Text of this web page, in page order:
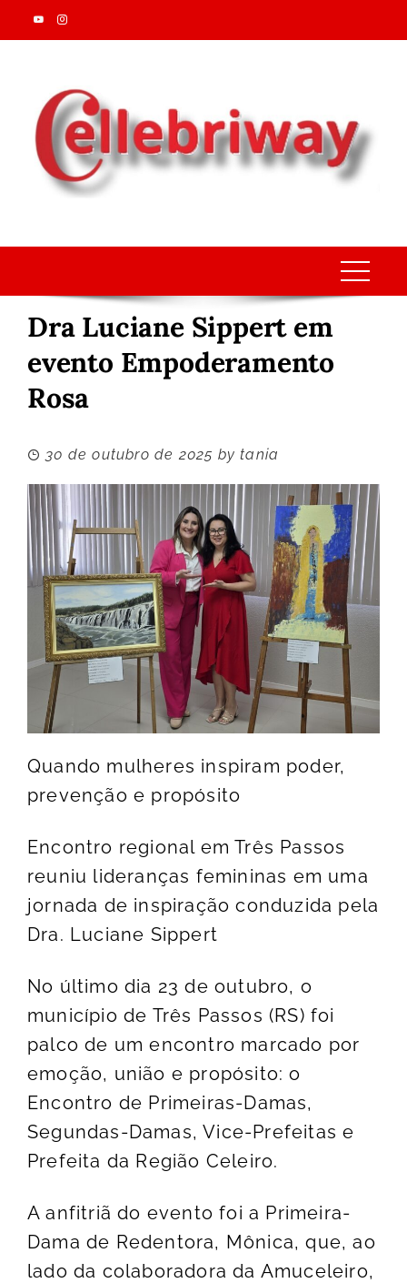
Skip
to
Dra Luciane Sippert em
evento Empoderamento
Rosa
30 de outubro de 2025 bytania
Quando mulheres inspiram poder,
prevenção e propósito
Encontro regional em Três Passos
reuniu lideranças femininas em uma
jornada de inspiração conduzida pela
Dra. Luciane Sippert
No último dia 23 de outubro, o
município de Três Passos (RS) foi
palco de um encontro marcado por
emoção, união e propósito: o
Encontro de Primeiras-Damas,
Segundas-Damas, Vice-Prefeitas e
Prefeita da Região Celeiro.
A anfitriã do evento foi a Primeira-
Dama de Redentora, Mônica, que, ao
lado da colaboradora da Amuceleiro,